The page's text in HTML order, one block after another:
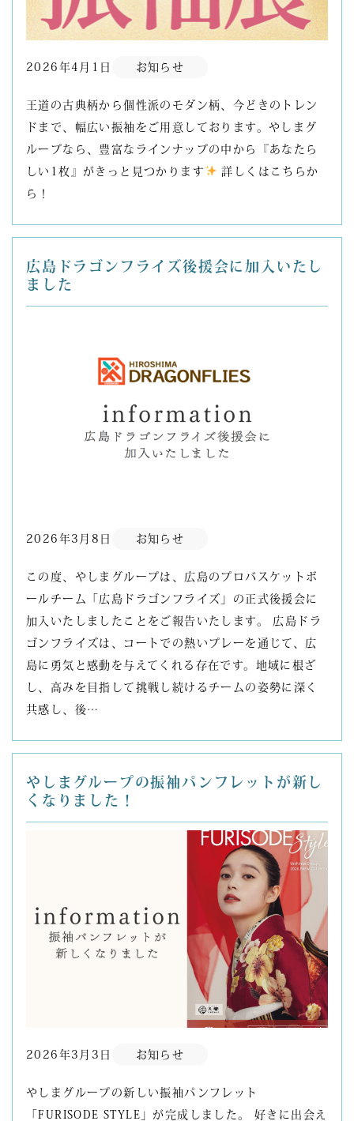
2026年4月1日 お知らせ
王道の古典柄から個性派のモダン柄、今どきのトレン
ドまで、幅広い振袖をご用意しております。やしまグ
ループなら、豊富なラインナップの中から『あなたら
しい1枚』がきっと見つかります
詳しくはこちらか
ら！
広島ドラゴンフライズ後援会に加入いたし
ました
2026年3月8日 お知らせ
この度、やしまグループは、広島のプロバスケットボ
ールチーム「広島ドラゴンフライズ」の正式後援会に
加入いたしましたことをご報告いたします。 広島ドラ
ゴンフライズは、コートでの熱いプレーを通じて、広
島に勇気と感動を与えてくれる存在です。地域に根ざ
し、高みを目指して挑戦し続けるチームの姿勢に深く
共感し、後…
やしまグループの振袖パンフレットが新し
くなりました！
2026年3月3日 お知らせ
やしまグループの新しい振袖パンフレット
「FURISODE STYLE」が完成しました。 好きに出会え